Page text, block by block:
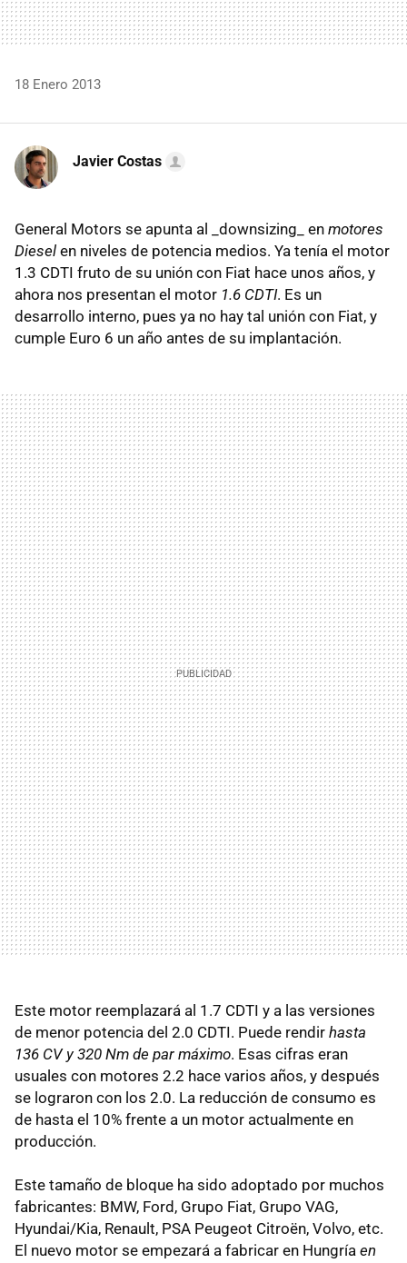
18 Enero 2013
Javier Costas
General Motors se apunta al _downsizing_ en motores
Diesel en niveles de potencia medios. Ya tenía el motor
1.3 CDTI fruto de su unión con Fiat hace unos años, y
ahora nos presentan el motor 1.6 CDTI. Es un
desarrollo interno, pues ya no hay tal unión con Fiat, y
cumple Euro 6 un año antes de su implantación.
Este motor reemplazará al 1.7 CDTI y a las versiones
de menor potencia del 2.0 CDTI. Puede rendir hasta
136 CV y 320 Nm de par máximo. Esas cifras eran
usuales con motores 2.2 hace varios años, y después
se lograron con los 2.0. La reducción de consumo es
de hasta el 10% frente a un motor actualmente en
producción.
Este tamaño de bloque ha sido adoptado por muchos
fabricantes: BMW, Ford, Grupo Fiat, Grupo VAG,
Hyundai/Kia, Renault, PSA Peugeot Citroën, Volvo, etc.
El nuevo motor se empezará a fabricar en Hungría en